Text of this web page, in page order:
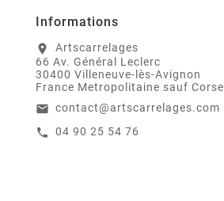
Informations
location_on
Artscarrelages
66 Av. Général Leclerc
30400 Villeneuve-lès-Avignon
France Metropolitaine sauf Corse
email contact@artscarrelages.com
call 04 90 25 54 76